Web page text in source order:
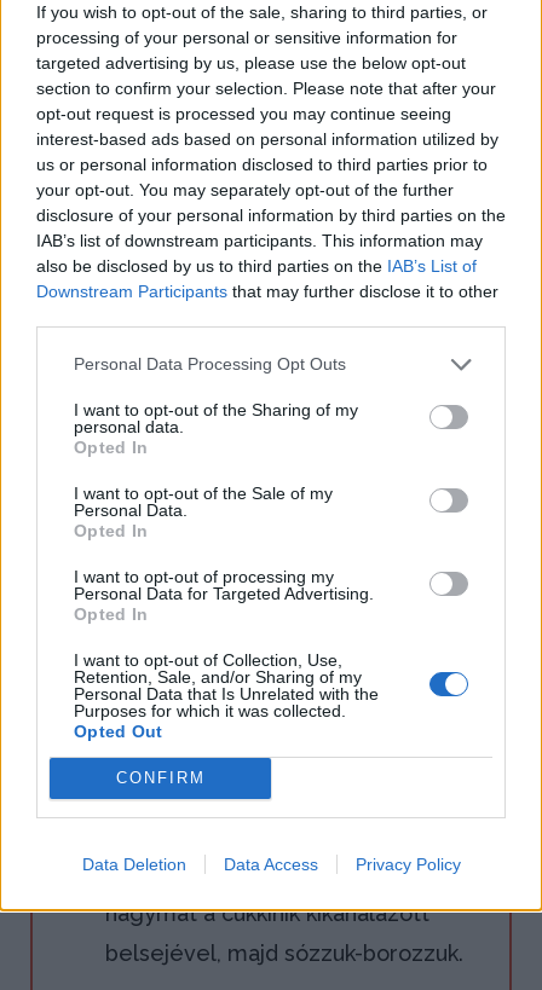
If you wish to opt-out of the sale, sharing to third parties, or
processing of your personal or sensitive information for
targeted advertising by us, please use the below opt-out
section to confirm your selection. Please note that after your
opt-out request is processed you may continue seeing
interest-based ads based on personal information utilized by
us or personal information disclosed to third parties prior to
your opt-out. You may separately opt-out of the further
disclosure of your personal information by third parties on the
IAB’s list of downstream participants. This information may
also be disclosed by us to third parties on the IAB’s List of
Downstream Participants that may further disclose it to other
Personal Data Processing Opt Outs
I want to opt-out of the Sharing of my
personal data.
Opted In
I want to opt-out of the Sale of my
Personal Data.
Opted In
I want to opt-out of processing my
Personal Data for Targeted Advertising.
Opted In
I want to opt-out of Collection, Use,
Retention, Sale, and/or Sharing of my
Personal Data that Is Unrelated with the
Purposes for which it was collected.
Opted Out
CONFIRM
Data Deletion Data Access Privacy Policy
A cukkiniket félbevágjuk, és
kikanalazzuk a belsejüket. Kicsit
kikenjük. Kikenünk olajjal vagy vajjal
cukkiniket.
2.
A krumplit lepucoljuk, felkockázzuk,
majd sós vízben feltesszük főni. A
vöröshagymát apróra vágjuk néhány
szeletet kivételével - ezeket
dinsztelni kezdjük az aprított
hagymát a cukkinik kikanalazott
belsejével, majd sózzuk-borozzuk.